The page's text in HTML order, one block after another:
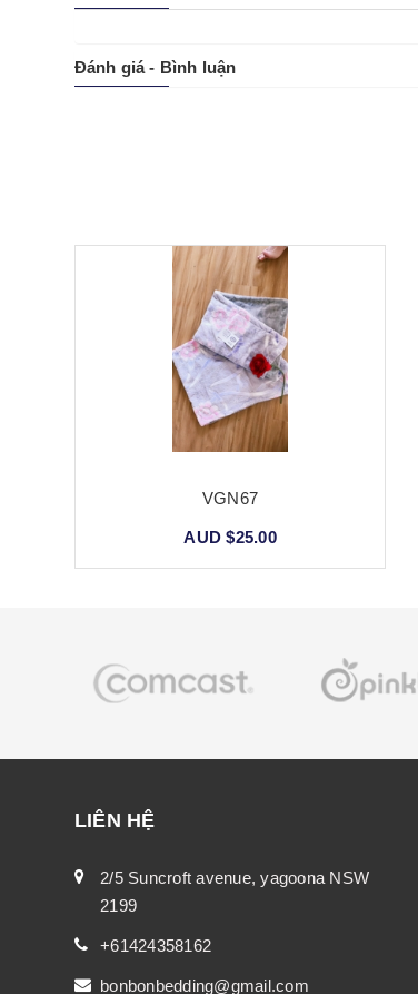
Đánh giá - Bình luận
VGN67
AUD $25.00
LIÊN HỆ
2/5 Suncroft avenue, yagoona NSW
2199
+61424358162
bonbonbedding@gmail.com